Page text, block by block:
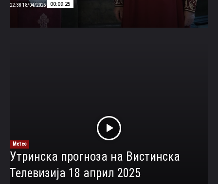
00:09:25
18/04/2025 22:38
Метео
Утринска прогноза на Вистинска
Телевизија 18 април 2025